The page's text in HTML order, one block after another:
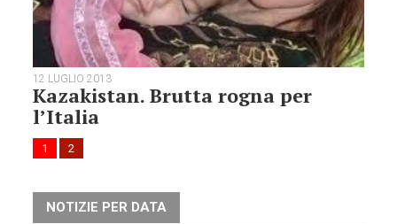
12 LUGLIO 2013
Kazakistan. Brutta rogna per
l’Italia
1 2
NOTIZIE PER DATA